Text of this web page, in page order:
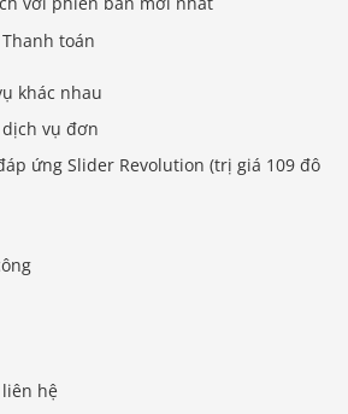
toán
khác nhau
vụ đơn
ứng Slider Revolution (trị giá 109 đô
hệ